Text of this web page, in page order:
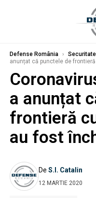
Defense România ›
anunțat că punctele de
a anunțat
frontieră
au fost
De S.I. Catalin
12 MARTIE 2020